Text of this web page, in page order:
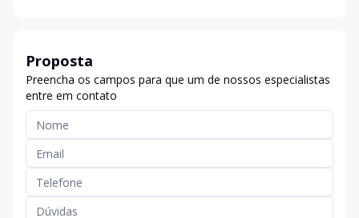
Proposta
Preencha os campos para que um de nossos especialistas
entre em contato